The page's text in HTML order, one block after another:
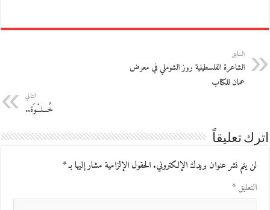
السابق
الشاعرة الفلسطينية روز الشوملي في معرض
عمان للكتاب
التالي
خُـــلـْــوَة..
اترك تعليقاً
لن يتم نشر عنوان بريدك الإلكتروني.الحقول الإلزامية مشار إليها بـ*
التعليق*